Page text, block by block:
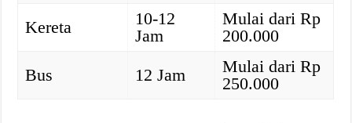
Kereta
10-12
Jam
Mulai dari Rp
200.000
Bus
12 Jam
Mulai dari Rp
250.000